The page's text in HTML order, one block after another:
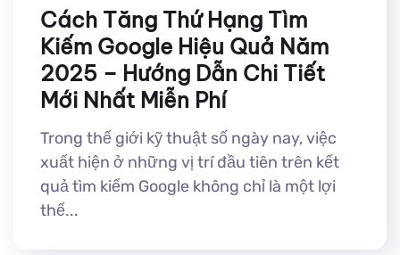
Cách Tăng Thứ Hạng Tìm
Kiếm Google Hiệu Quả Năm
2025 – Hướng Dẫn Chi Tiết
Mới Nhất Miễn Phí
Trong thế giới kỹ thuật số ngày nay, việc
xuất hiện ở những vị trí đầu tiên trên kết
quả tìm kiếm Google không chỉ là một lợi
thế...